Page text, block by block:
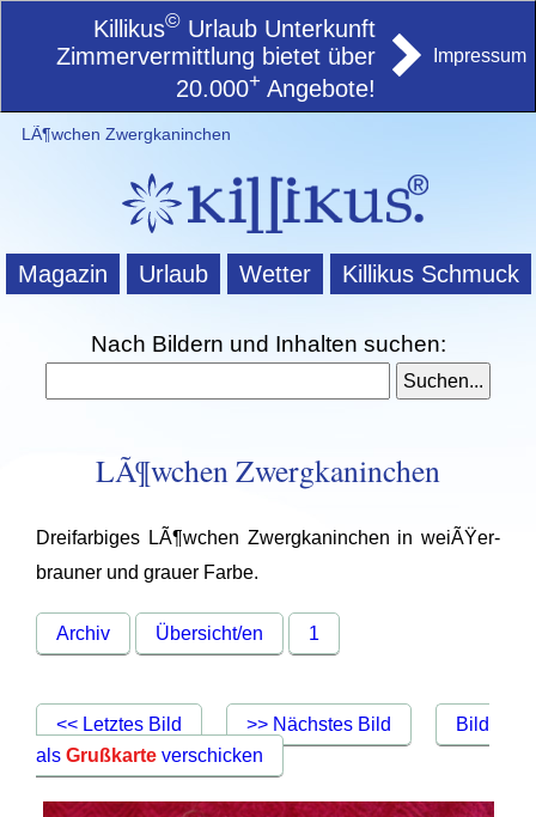
Killikus© Urlaub Unterkunft
Zimmervermittlung bietet über
20.000+ Angebote!
Impressum
LÃ¶wchen Zwergkaninchen
Magazin Urlaub Wetter Killikus Schmuck
Nach Bildern und Inhalten suchen:
LÃ¶wchen Zwergkaninchen
Dreifarbiges LÃ¶wchen Zwergkaninchen in weiÃŸer-
brauner und grauer Farbe.
Archiv Übersicht/en 1
<< Letztes Bild >> Nächstes Bild
Bild
alsGrußkarte verschicken